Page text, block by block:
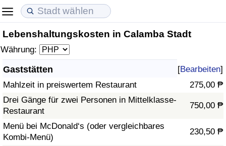
Lebenshaltungskosten in Calamba Stadt
Währung:
Gaststätten [Bearbeiten]
Mahlzeit in preiswertem Restaurant
275,00 ₱
Drei Gänge für zwei Personen in Mittelklasse-
Restaurant
750,00 ₱
Menü bei McDonald‘s (oder vergleichbares
Kombi-Menü)
230,50 ₱
Lebenshaltungskosten
Lebenshaltungskosten-Index (aktuell)
Lebenshaltungskosten-Index
Lebenshaltungskosten-Index nach Land
in Akaba
Immobilienpreise
Immobilienpreis-Index (aktuell)
Immobilienpreis-Index
Immobilienpreis-Index nach Land
Lebensqualität
Lebensqualität-Index
Lebensqualität-Index (aktuell)
Lebensqualitätsindex nach Land
Kriminalität